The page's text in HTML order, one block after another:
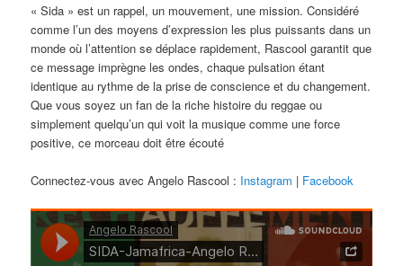
« Sida » est un rappel, un mouvement, une mission. Considéré
comme l’un des moyens d’expression les plus puissants dans un
monde où l’attention se déplace rapidement, Rascool garantit que
ce message imprègne les ondes, chaque pulsation étant
identique au rythme de la prise de conscience et du changement.
Que vous soyez un fan de la riche histoire du reggae ou
simplement quelqu’un qui voit la musique comme une force
positive, ce morceau doit être écouté
Connectez-vous avec Angelo Rascool : Instagram | Facebook